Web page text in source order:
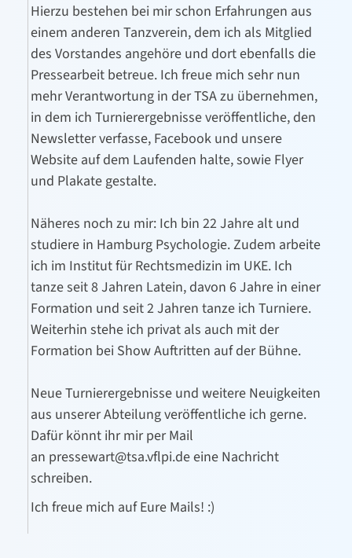
Hierzu bestehen bei mir schon Erfahrungen aus
einem anderen Tanzverein, dem ich als Mitglied
des Vorstandes angehöre und dort ebenfalls die
Pressearbeit betreue. Ich freue mich sehr nun
mehr Verantwortung in der TSA zu übernehmen,
in dem ich Turnierergebnisse veröffentliche, den
Newsletter verfasse, Facebook und unsere
Website auf dem Laufenden halte, sowie Flyer
und Plakate gestalte.
Näheres noch zu mir: Ich bin 22 Jahre alt und
studiere in Hamburg Psychologie. Zudem arbeite
ich im Institut für Rechtsmedizin im UKE. Ich
tanze seit 8 Jahren Latein, davon 6 Jahre in einer
Formation und seit 2 Jahren tanze ich Turniere.
Weiterhin stehe ich privat als auch mit der
Formation bei Show Auftritten auf der Bühne.
Neue Turnierergebnisse und weitere Neuigkeiten
aus unserer Abteilung veröffentliche ich gerne.
Dafür könnt ihr mir per Mail
an pressewart@tsa.vflpi.deeine Nachricht
schreiben.
Ich freue mich auf Eure Mails! :)